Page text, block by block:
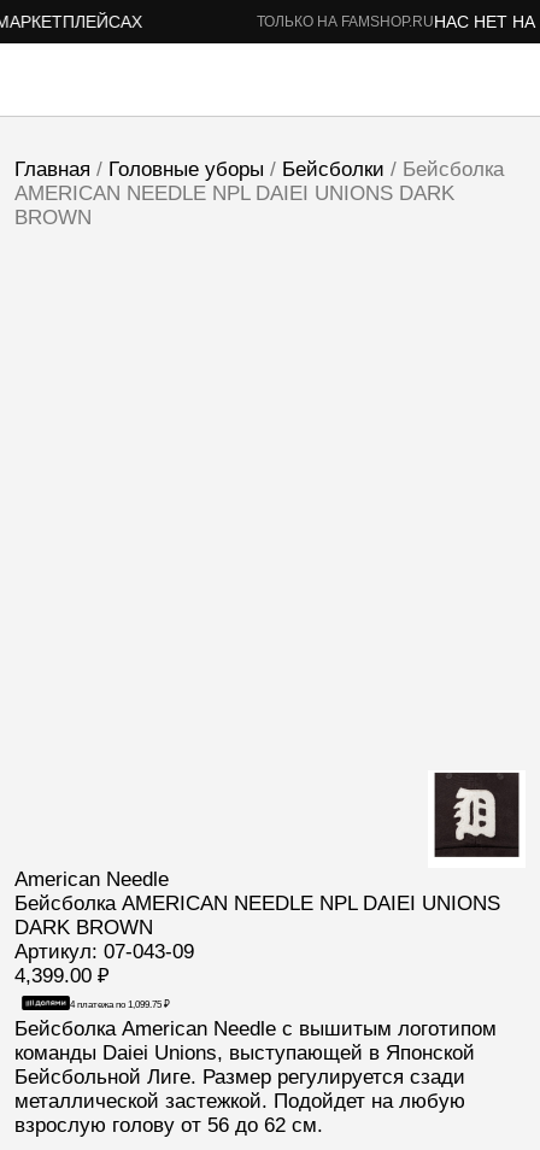
ТОЛЬКО НА FAMSHOP.RUНАС НЕТ НА
Главная / Головные уборы / Бейсболки / Бейсболка
AMERICAN NEEDLE NPL DAIEI UNIONS DARK
BROWN
American Needle
Бейсболка AMERICAN NEEDLE NPL DAIEI UNIONS
DARK BROWN
Артикул: 07-043-09
4,399.00 ₽
4 платежа по 1,099.75 ₽
БейсболкаAmerican Needleс вышитым логотипом
команды Daiei Unions, выступающей в Японской
Бейсбольной Лиге. Размер регулируется сзади
металлической застежкой. Подойдет на любую
взрослую голову от 56 до 62 см.